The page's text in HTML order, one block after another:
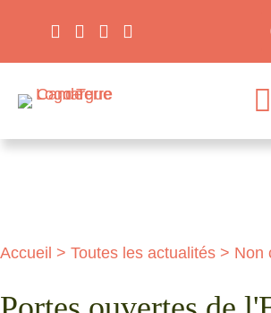
Accueil > Toutes les actualités > Non